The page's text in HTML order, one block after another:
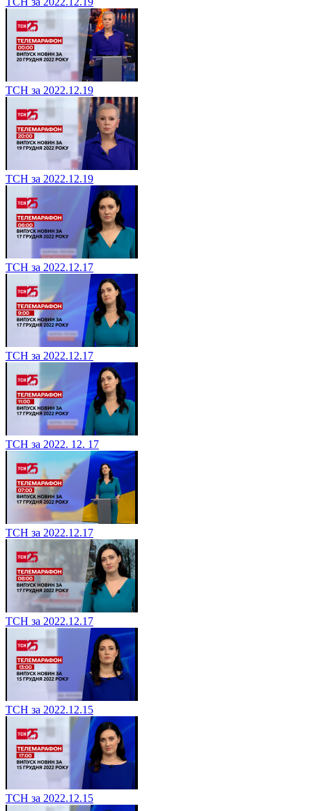
ТСН за 2022.12.19
ТСН за 2022.12.19
ТСН за 2022.12.17
ТСН за 2022.12.17
ТСН за 2022. 12. 17
ТСН за 2022.12.17
ТСН за 2022.12.17
ТСН за 2022.12.15
ТСН за 2022.12.15